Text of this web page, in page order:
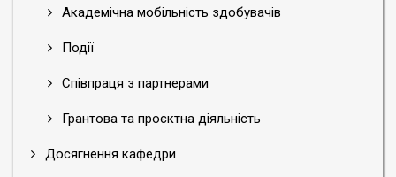
Академічна мобільність здобувачів
Події
Співпраця з партнерами
Грантова та проєктна діяльність
Досягнення кафедри